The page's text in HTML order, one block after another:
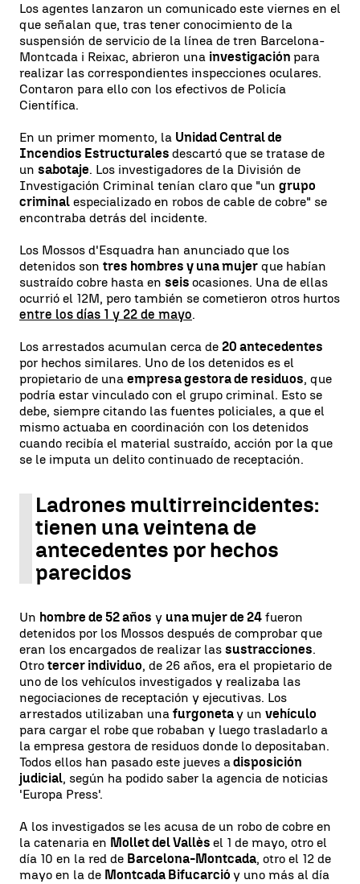
Los agentes lanzaron un comunicado este viernes en el
que señalan que, tras tener conocimiento de la
suspensión de servicio de la línea de tren Barcelona-
Montcada i Reixac, abrieron una investigación para
realizar las correspondientes inspecciones oculares.
Contaron para ello con los efectivos de Policía
Científica.
En un primer momento, la Unidad Central de
Incendios Estructurales descartó que se tratase de
un sabotaje. Los investigadores de la División de
Investigación Criminal tenían claro que "un grupo
criminal especializado en robos de cable de cobre" se
encontraba detrás del incidente.
Los Mossos d'Esquadra han anunciado que los
detenidos son tres hombres y una mujer que habían
sustraído cobre hasta en seis ocasiones. Una de ellas
ocurrió el 12M, pero también se cometieron otros hurtos
entre los días 1 y 22 de mayo.
Los arrestados acumulan cerca de 20 antecedentes
por hechos similares. Uno de los detenidos es el
propietario de una empresa gestora de residuos, que
podría estar vinculado con el grupo criminal. Esto se
debe, siempre citando las fuentes policiales, a que el
mismo actuaba en coordinación con los detenidos
cuando recibía el material sustraído, acción por la que
se le imputa un delito continuado de receptación.
Ladrones multirreincidentes:
tienen una veintena de
antecedentes por hechos
parecidos
Un hombre de 52 años y una mujer de 24 fueron
detenidos por los Mossos después de comprobar que
eran los encargados de realizar las sustracciones.
Otro tercer individuo, de 26 años, era el propietario de
uno de los vehículos investigados y realizaba las
negociaciones de receptación y ejecutivas. Los
arrestados utilizaban una furgonetay un vehículo
para cargar el robe que robaban y luego trasladarlo a
la empresa gestora de residuos donde lo depositaban.
Todos ellos han pasado este jueves adisposición
judicial, según ha podido saber la agencia de noticias
'Europa Press'.
A los investigados se les acusa de un robo de cobre en
la catenaria en Mollet del Vallès el 1 de mayo, otro el
día 10 en la red de Barcelona-Montcada, otro el 12 de
mayo en la de Montcada Bifucarció y uno más al día